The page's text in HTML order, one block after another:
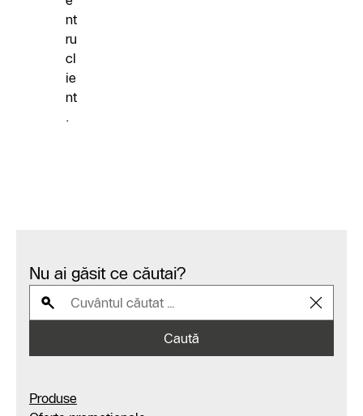
nt
ru
cl
ie
nt
.
Nu ai găsit ce căutai?
Caută
Produse